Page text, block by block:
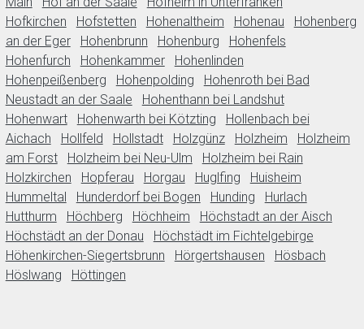
Hofkirchen
Hofstetten Hohenaltheim Hohenau
Hohenberg
an der Eger
Hohenbrunn Hohenburg
Hohenfels
Hohenfurch
Hohenkammer
Hohenlinden
Hohenpeißenberg
Hohenpolding
Hohenroth bei Bad
Neustadt an der Saale
Hohenthann bei Landshut
Hohenwart
Hohenwarth bei Kötzting
Hollenbach bei
Aichach
Hollfeld Hollstadt Holzgünz Holzheim
Holzheim
am Forst
Holzheim bei Neu-Ulm
Holzheim bei Rain
Holzkirchen
Hopferau Horgau Huglfing
Huisheim
Hummeltal
Hunderdorf bei Bogen Hunding
Hurlach
Hutthurm
Höchberg Höchheim
Höchstadt an der Aisch
Höchstädt an der Donau
Höchstädt im Fichtelgebirge
Höhenkirchen-Siegertsbrunn
Hörgertshausen
Hösbach
Höslwang
Höttingen